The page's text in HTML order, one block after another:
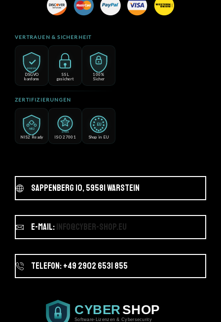
VERTRAUEN & SICHERHEIT
DSGVO
DSGVO
konform
SSL
gesichert
100%
Sicher
ZERTIFIZIERUNGEN
NIS2
NIS2 Ready
27001
ISO 27001
EU
Shop in EU
Sappenberg 10, 59581 Warstein
E-Mail:info@cyber-shop.eu
Telefon: +49 2902 6531 855